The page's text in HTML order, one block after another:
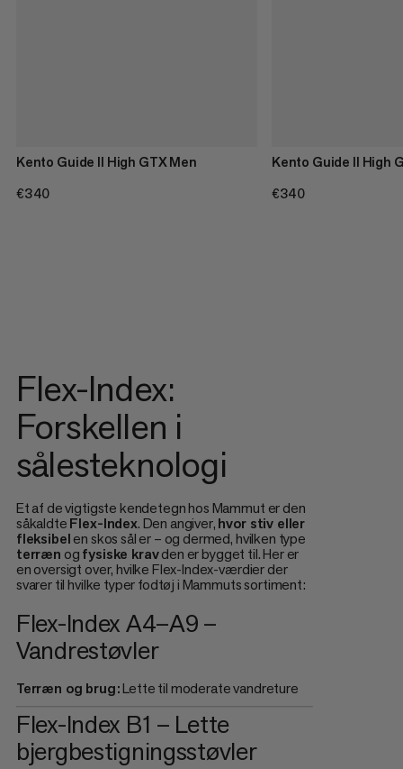
Kento Guide II High GTX Men
€340
Kento Guide II High
€340
Flex-Index:
Forskellen i
sålesteknologi
Et af de vigtigste kendetegn hos Mammut er den
såkaldteFlex-Index. Den angiver,hvor stiv eller
fleksibelen skos sål er – og dermed, hvilken type
terræn ogfysiske kravden er bygget til. Her er
en oversigt over, hvilke Flex-Index-værdier der
svarer til hvilke typer fodtøj i Mammuts sortiment:
Flex-Index A4–A9 –
Vandrestøvler
Terræn og brug:Lette til moderate vandreture
Flex-Index B1 – Lette
bjergbestigningsstøvler